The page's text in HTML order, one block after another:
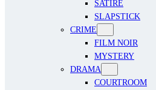
SATIRE
SLAPSTICK
CRIME
FILM NOIR
MYSTERY
DRAMA
COURTROOM